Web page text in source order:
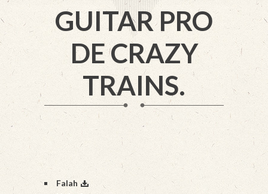
GUITAR PRO
DE CRAZY
TRAINS.
Falah